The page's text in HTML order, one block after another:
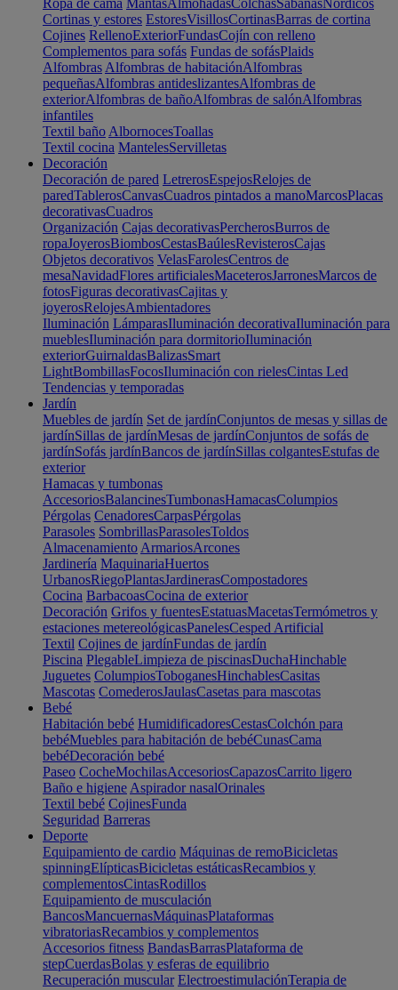
Ropa de cama MantasAlmohadasColchasSábanasNórdicos
Cortinas y estores EstoresVisillosCortinasBarras de cortina
Cojines RellenoExteriorFundasCojín con relleno
Complementos para sofás Fundas de sofásPlaids
Alfombras Alfombras de habitaciónAlfombras
pequeñasAlfombras antideslizantesAlfombras de
exteriorAlfombras de bañoAlfombras de salónAlfombras
infantiles
Textil baño AlbornocesToallas
Textil cocina MantelesServilletas
Decoración
Decoración de pared LetrerosEspejosRelojes de
paredTablerosCanvasCuadros pintados a manoMarcosPlacas
decorativasCuadros
Organización Cajas decorativasPercherosBurros de
ropaJoyerosBiombosCestasBaúlesRevisterosCajas
Objetos decorativos VelasFarolesCentros de
mesaNavidadFlores artificialesMaceterosJarronesMarcos de
fotosFiguras decorativasCajitas y
joyerosRelojesAmbientadores
Iluminación LámparasIluminación decorativaIluminación para
mueblesIluminación para dormitorioIluminación
exteriorGuirnaldasBalizasSmart
LightBombillasFocosIluminación con rielesCintas Led
Tendencias y temporadas
Jardín
Muebles de jardín Set de jardínConjuntos de mesas y sillas de
jardínSillas de jardínMesas de jardínConjuntos de sofás de
jardínSofás jardínBancos de jardínSillas colgantesEstufas de
exterior
Hamacas y tumbonas
AccesoriosBalancinesTumbonasHamacasColumpios
Pérgolas CenadoresCarpasPérgolas
Parasoles SombrillasParasolesToldos
Almacenamiento ArmariosArcones
Jardinería MaquinariaHuertos
UrbanosRiegoPlantasJardinerasCompostadores
Cocina BarbacoasCocina de exterior
Decoración Grifos y fuentesEstatuasMacetasTermómetros y
estaciones metereológicasPanelesCesped Artificial
Textil Cojines de jardínFundas de jardín
Piscina PlegableLimpieza de piscinasDuchaHinchable
Juguetes ColumpiosToboganesHinchablesCasitas
Mascotas ComederosJaulasCasetas para mascotas
Bebé
Habitación bebé HumidificadoresCestasColchón para
bebéMuebles para habitación de bebéCunasCama
bebéDecoración bebé
Paseo CocheMochilasAccesoriosCapazosCarrito ligero
Baño e higiene Aspirador nasalOrinales
Textil bebé CojinesFunda
Seguridad Barreras
Deporte
Equipamiento de cardio Máquinas de remoBicicletas
spinningElípticasBicicletas estáticasRecambios y
complementosCintasRodillos
Equipamiento de musculación
BancosMancuernasMáquinasPlataformas
vibratoriasRecambios y complementos
Accesorios fitness BandasBarrasPlataforma de
stepCuerdasBolas y esferas de equilibrio
Recuperación muscular ElectroestimulaciónTerapia de